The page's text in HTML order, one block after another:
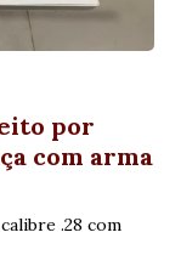
por
com arma
.28 com